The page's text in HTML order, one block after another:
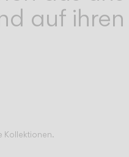
auf ihren
Kollektionen.